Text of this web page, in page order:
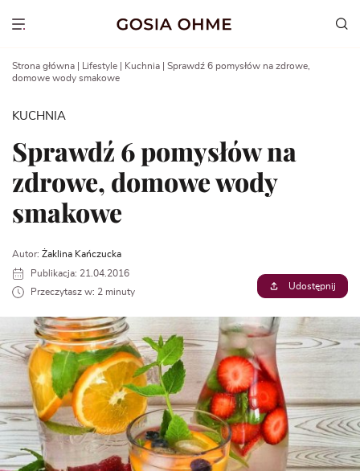
Show menu
Strona główna Lifestyle Kuchnia
Sprawdź 6 pomysłów na zdrowe,
domowe wody smakowe
KUCHNIA
Sprawdź 6 pomysłów na
zdrowe, domowe wody
smakowe
Autor: Żaklina Kańczucka
Publikacja: 21.04.2016
Przeczytasz w: 2 minuty
Udostępnij